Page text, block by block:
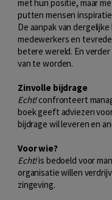
met hun positie, maar
putten mensen
De aanpak van
medewerkers en
betere wereld. En
van te worden.
Zinvolle bijdrage
Echt!confronteert
boek geeft adviezen
bijdrage wil leveren en
Voor wie?
Echt!is bedoeld voor
organisatie willen
zingeving.